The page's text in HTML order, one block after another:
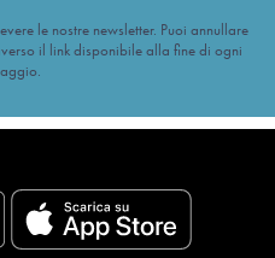
le nostre newsletter. Puoi annullare
il link disponibile alla fine di ogni